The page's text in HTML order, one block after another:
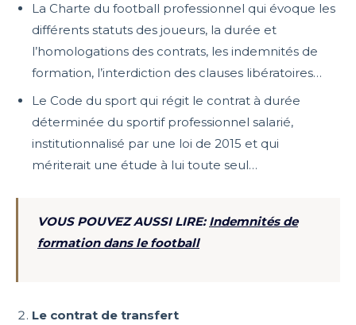
La Charte du football professionnel qui évoque les
différents statuts des joueurs, la durée et
l’homologations des contrats, les indemnités de
formation, l’interdiction des clauses libératoires…
Le Code du sport qui régit le contrat à durée
déterminée du sportif professionnel salarié,
institutionnalisé par une loi de 2015 et qui
mériterait une étude à lui toute seul…
VOUS POUVEZ AUSSI LIRE: Indemnités de
formation dans le football
Le contrat de transfert